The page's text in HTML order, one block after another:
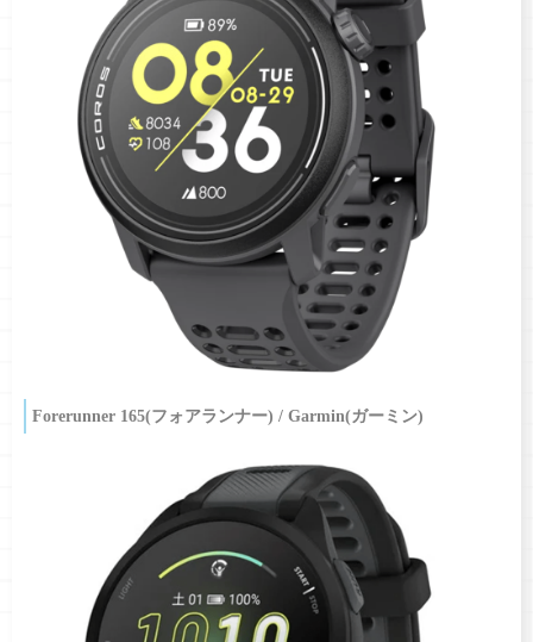
Forerunner 165(フォアランナー) / Garmin(ガーミン)